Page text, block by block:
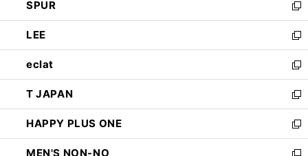
で
開
く
ド
ウ
で
開
く
ィ
ン
ド
ウ
で
開
く
い
ウ
ィ
ン
ド
ウ
で
開
く
SPUR
新
し
い
ウ
ィ
ン
ド
ウ
で
開
く
LEE
新
し
い
ウ
ィ
ン
ド
ウ
で
eclat
新
し
い
ウ
ィ
ン
T JAPAN
新
し
い
ウ
HAPPY PLUS ONE
新
し
MEN'S NON-NO